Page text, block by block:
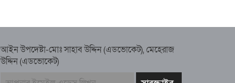
আইন উপদেষ্টা-মোঃ সাহাব উদ্দিন (এডভোকেট), মেহেরাজ
উদ্দিন (এডভোকেট)